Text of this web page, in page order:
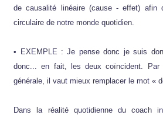
de causalité linéaire (cause - effet) afin
circulaire de notre monde quotidien.
• EXEMPLE : Je pense donc je suis
donc... en fait, les deux coïncident. Par
générale, il vaut mieux remplacer le mot «
Dans la réalité quotidienne du coach